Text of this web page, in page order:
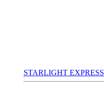
STARLIGHT EXPRESS